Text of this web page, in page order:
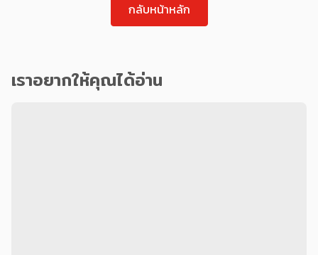
กลับหน้าหลัก
เราอยากให้คุณได้อ่าน